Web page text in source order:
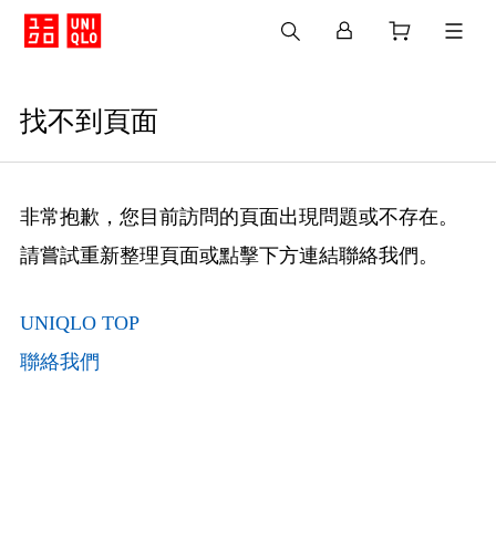
找不到頁面
非常抱歉，您目前訪問的頁面出現問題或不存在。
請嘗試重新整理頁面或點擊下方連結聯絡我們。
UNIQLO TOP
聯絡我們